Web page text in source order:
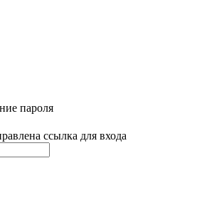
пароля
ссылка для входа